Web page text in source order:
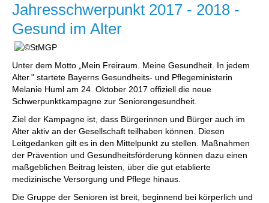
Jahresschwerpunkt 2017 - 2018 -
Gesund im Alter
Unter dem Motto „Mein Freiraum. Meine Gesundheit. In jedem
Alter." startete Bayerns Gesundheits- und Pflegeministerin
Melanie Huml am 24. Oktober 2017 offiziell die neue
Schwerpunktkampagne zur Seniorengesundheit.
Ziel der Kampagne ist, dass Bürgerinnen und Bürger auch im
Alter aktiv an der Gesellschaft teilhaben können. Diesen
Leitgedanken gilt es in den Mittelpunkt zu stellen. Maßnahmen
der Prävention und Gesundheitsförderung können dazu einen
maßgeblichen Beitrag leisten, über die gut etablierte
medizinische Versorgung und Pflege hinaus.
Die Gruppe der Senioren ist breit, beginnend bei körperlich und